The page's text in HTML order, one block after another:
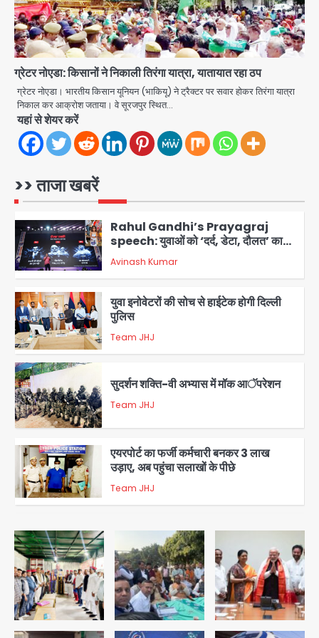
ग्रेटर नोएडा: किसानों ने निकाली तिरंगा यात्रा, यातायात रहा ठप
ग्रेटर नोएडा। भारतीय किसान यूनियन (भाकियू) ने ट्रैक्टर पर सवार होकर तिरंगा यात्रा
निकाल कर आक्रोश जताया। वे सूरजपुर स्थित…
यहां से शेयर करें
>> ताजा खबरें
4
Team JHJ
5
एयरपोर्ट का फर्जी कर्मचारी बनकर 3 लाख
उड़ाए, अब पहुंचा सलाखों के पीछे
Team JHJ
1
Noida Sector-49: सेक्टर-49 में 18
साल की मेड ने की खुदकुशी, शरीर पर नहीं मिली
2
speech: युवाओं को ‘दर्द, डेटा, दौलत’ का
संदेश, बीजेपी का वार
Avinash Kumar
3
पुलिस
Team JHJ
4
Team JHJ
5
उड़ाए, अब पहुंचा सलाखों के पीछे
Team JHJ
1
Avinash Kumar
2
Rahul Gandhi’s Prayagraj
speech: युवाओं को ‘दर्द, डेटा, दौलत’ का
संदेश, बीजेपी का वार
Avinash Kumar